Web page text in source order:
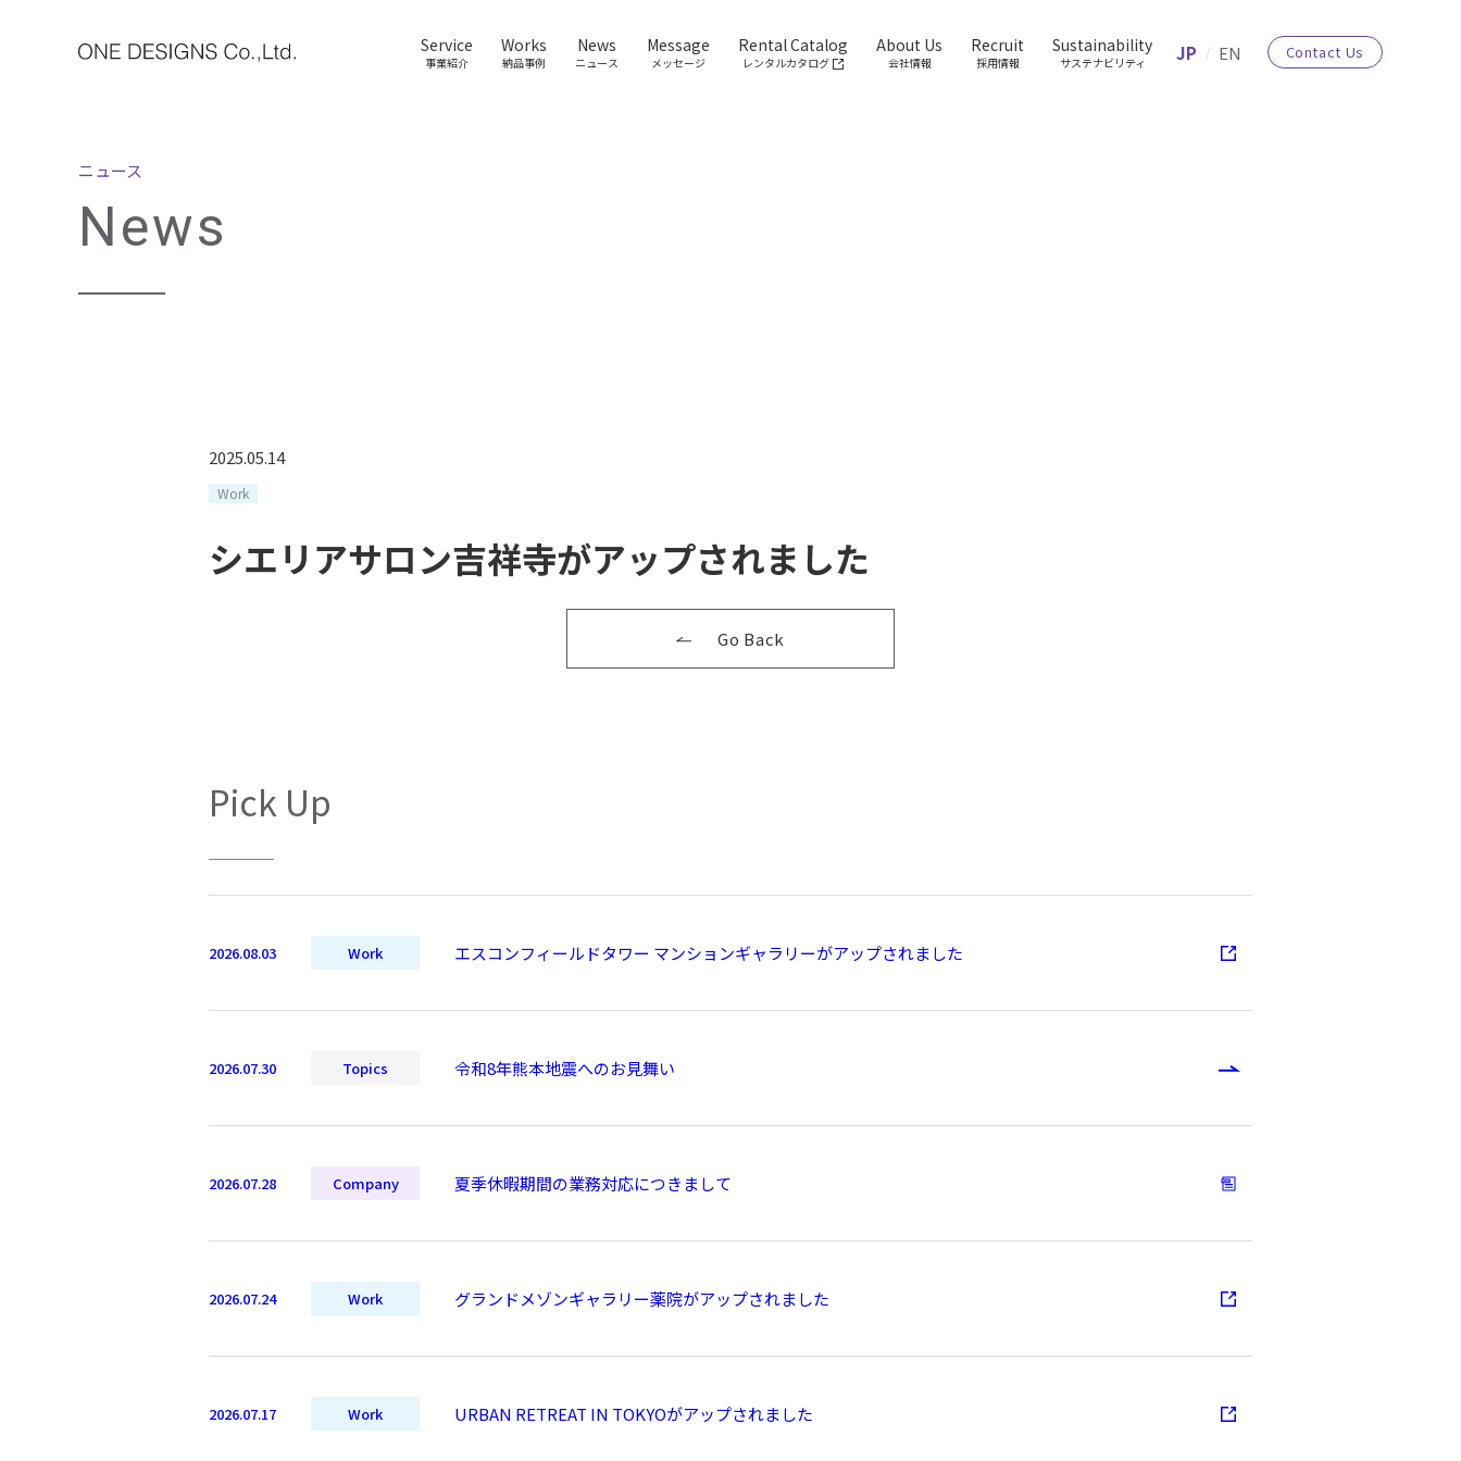
Service
事業紹介
Works
納品事例
News
ニュース
Message
メッセージ
Rental Catalog
レンタルカタログ
About Us
会社情報
Recruit
採用情報
Sustainability
サステナビリティ JP EN Contact Us
ニュース
News
2025.05.14
Work
シエリアサロン吉祥寺がアップされました
Go Back
Pick Up
2026.08.03 Work エスコンフィールドタワー マンションギャラリーがアップされました
2026.07.30 Topics 令和8年熊本地震へのお見舞い
2026.07.28 Company 夏季休暇期間の業務対応につきまして
2026.07.24 Work グランドメゾンギャラリー薬院がアップされました
2026.07.17 Work URBAN RETREAT IN TOKYOがアップされました